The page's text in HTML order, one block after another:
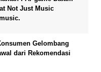
Not Just Music
Gelombang
dari Rekomendasi